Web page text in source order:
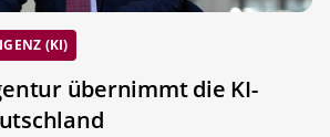
(KI)
übernimmt die KI-